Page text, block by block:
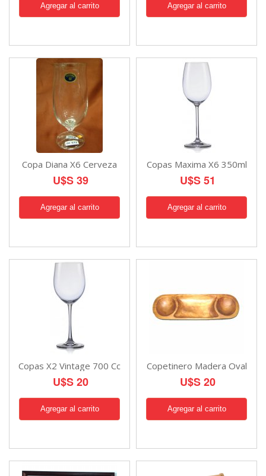
Copa Diana X6 Cerveza
U$S 39
Copas Maxima X6 350ml
U$S 51
Copas X2 Vintage 700 Cc
U$S 20
Copetinero Madera Oval
U$S 20